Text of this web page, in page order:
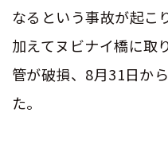
なるという事故が起こ
加えてヌビナイ橋に取
管が破損、8月31日か
た。